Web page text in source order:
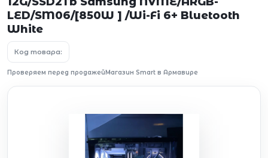
LED/SM06/[850W ] /Wi-Fi 6+ Bluetooth
White
Код товара:
Проверяем перед продажейМагазин Smart в Армавире